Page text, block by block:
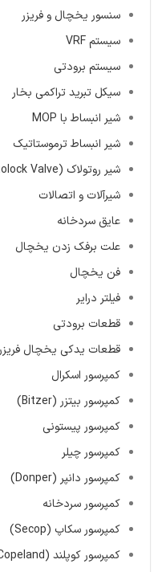
سنسور یخچال و فریزر
سیستم VRF
سیستم برودتی
سیکل تبرید تراکمی بخار
شیر انبساط با MOP
شیر انبساط ترموستاتیک
شیر روتولاک (Rotolock Valve)
شیرآلات و اتصالات
عایق سردخانه
علت برفک زدن یخچال
فن یخچال
فیلتر درایر
قطعات برودتی
قطعات یدکی یخچال فریزر
کمپرسور اسکرال
کمپرسور بیتزر (Bitzer)
کمپرسور پیستونی
کمپرسور چیلر
کمپرسور دانپر (Donper)
کمپرسور سردخانه
کمپرسور سکاپ (Secop)
کمپرسور کوپلند (Copeland)